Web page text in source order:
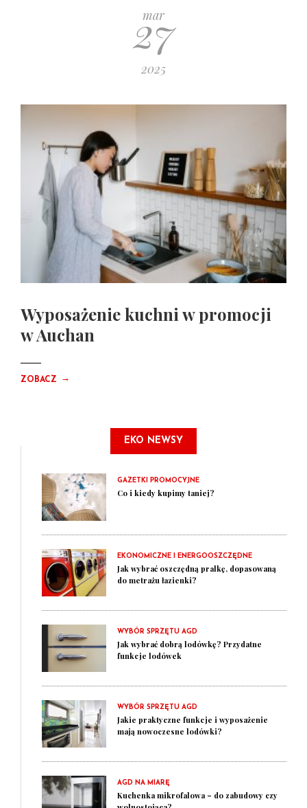
mar
27
2025
Wyposażenie kuchni w promocji
w Auchan
ZOBACZ →
EKO NEWSY
GAZETKI PROMOCYJNE
Co i kiedy kupimy taniej?
EKONOMICZNE I ENERGOOSZCZĘDNE
Jak wybrać oszczędną pralkę, dopasowaną
do metrażu łazienki?
WYBÓR SPRZĘTU AGD
Jak wybrać dobrą lodówkę? Przydatne
funkcje lodówek
WYBÓR SPRZĘTU AGD
Jakie praktyczne funkcje i wyposażenie
mają nowoczesne lodówki?
AGD NA MIARĘ
Kuchenka mikrofalowa – do zabudowy czy